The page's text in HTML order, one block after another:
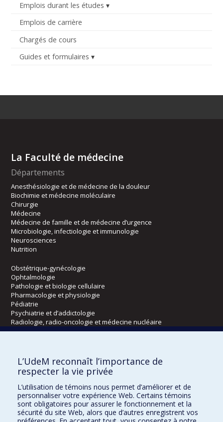
Emplois durant les études
Emplois de carrière
Chargés de cours
Guides et formulaires
La Faculté de médecine
Départements
Anesthésiologie et de médecine de la douleur
Biochimie et médecine moléculaire
Chirurgie
Médecine
Médecine de famille et de médecine d’urgence
Microbiologie, infectiologie et immunologie
Neurosciences
Nutrition
Obstétrique-gynécologie
Ophtalmologie
Pathologie et biologie cellulaire
Pharmacologie et physiologie
Pédiatrie
Psychiatrie et d’addictologie
Radiologie, radio-oncologie et médecine nucléaire
Écoles
Kinésiologie et des sciences de l’activité physique
Orthophonie et audiologie
Réadaptation
Directions
L’UdeM reconnaît l’importance de
respecter la vie privée
L’utilisation de témoins nous permet d’améliorer et de
personnaliser votre expérience Web. Certains témoins
sont obligatoires pour assurer le fonctionnement et la
sécurité du site Web, alors que d’autres enregistrent vos